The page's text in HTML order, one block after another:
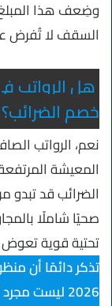
وضِعف هذا
السقف لا تُفرض
هل الرواتب
خصم الضرائب؟
نعم، الرواتب
المعيشة
الضرائب قد تبدو
صحيًا شاملًا
تحتية قوية تعوض
تذكر دائمًا أن
2026 ليست